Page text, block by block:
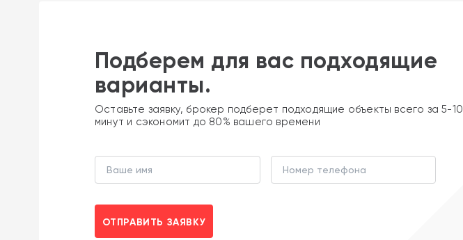
Подберем для вас подходящие
варианты.
Оставьте заявку, брокер подберет подходящие объекты всего за 5-10
минут и сэкономит до 80% вашего времени
ОТПРАВИТЬ ЗАЯВКУ